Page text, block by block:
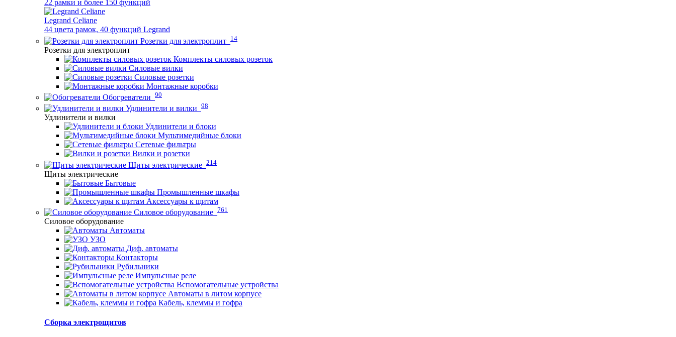
22 рамки и более 150 функций
Legrand Celiane
44 цвета рамок, 40 функций Legrand
Розетки для электроплит 14
Розетки для электроплит
Комплекты силовых розеток
Силовые вилки
Силовые розетки
Монтажные коробки
Обогреватели 90
Удлинители и вилки 98
Удлинители и вилки
Удлинители и блоки
Мультимедийные блоки
Сетевые фильтры
Вилки и розетки
Щиты электрические 214
Щиты электрические
Бытовые
Промышленные шкафы
Аксессуары к щитам
Силовое оборудование 761
Силовое оборудование
Автоматы
УЗО
Диф. автоматы
Контакторы
Рубильники
Импульсные реле
Вспомогательные устройства
Автоматы в литом корпусе
Кабель, клеммы и гофра
Сборка электрощитов